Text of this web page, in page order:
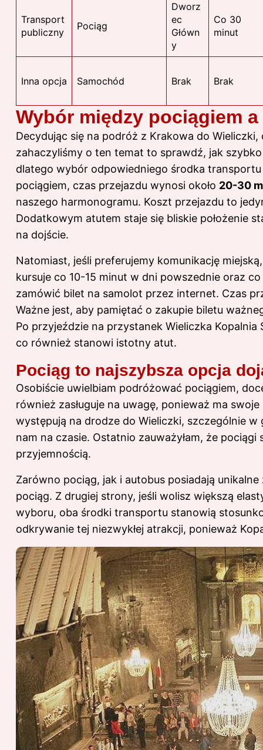
Transport
publiczny
Pociąg
Dworz
ec
Główn
y
Co 30
minut
Inna opcja Samochód Brak Brak
Wybór między pociągiem
Decydując się na podróż z Krakowa do
zahaczyliśmy o ten temat to sprawdź, jak
dlatego wybór odpowiedniego środka
pociągiem, czas przejazdu wynosi około 20-30
naszego harmonogramu. Koszt przejazdu to
Dodatkowym atutem staje się bliskie położenie
na dojście.
Natomiast, jeśli preferujemy komunikację
kursuje co 10-15 minut w dni powszednie oraz
zamówić bilet na samolot przez internet. Czas
Ważne jest, aby pamiętać o zakupie biletu
Po przyjeździe na przystanek Wieliczka
co również stanowi istotny atut.
Pociąg to najszybsza opcja
Osobiście uwielbiam podróżować pociągiem,
również zasługuje na uwagę, ponieważ ma
występują na drodze do Wieliczki, szczególnie
nam na czasie. Ostatnio zauważyłam, że
przyjemnością.
Zarówno pociąg, jak i autobus posiadają
pociąg. Z drugiej strony, jeśli wolisz większą
wyboru, oba środki transportu stanowią
odkrywanie tej niezwykłej atrakcji, ponieważ